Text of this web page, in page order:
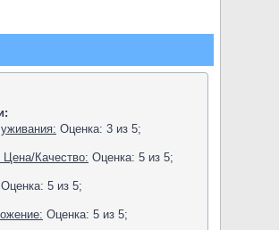
Оценка: 3 из 5;
Качество: Оценка: 5 из 5;
Оценка: 5 из 5;
Оценка: 5 из 5;